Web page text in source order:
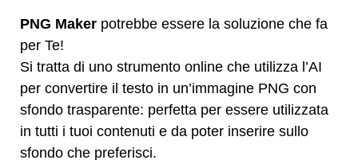
PNG Maker potrebbe essere la soluzione che fa
per Te!
Si tratta di uno strumento online che utilizza l’AI
per convertire il testo in un’immagine PNG con
sfondo trasparente: perfetta per essere utilizzata
in tutti i tuoi contenuti e da poter inserire sullo
sfondo che preferisci.